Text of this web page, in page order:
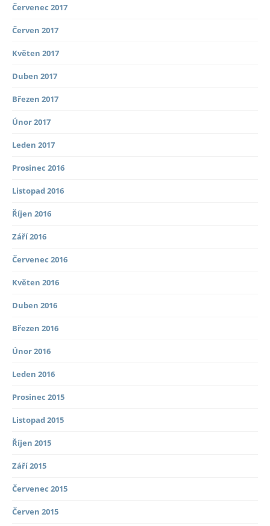
Červenec 2017
Červen 2017
Květen 2017
Duben 2017
Březen 2017
Únor 2017
Leden 2017
Prosinec 2016
Listopad 2016
Říjen 2016
Září 2016
Červenec 2016
Květen 2016
Duben 2016
Březen 2016
Únor 2016
Leden 2016
Prosinec 2015
Listopad 2015
Říjen 2015
Září 2015
Červenec 2015
Červen 2015